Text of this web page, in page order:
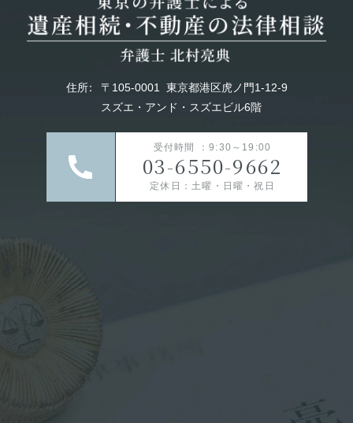
住所： 〒105-0001
東京都港区虎ノ門1-12-9
スズエ・アンド・スズエビル6階
受付時間 ：9:30～19:00
03-6550-9662
定休日：土曜・日曜・祝日